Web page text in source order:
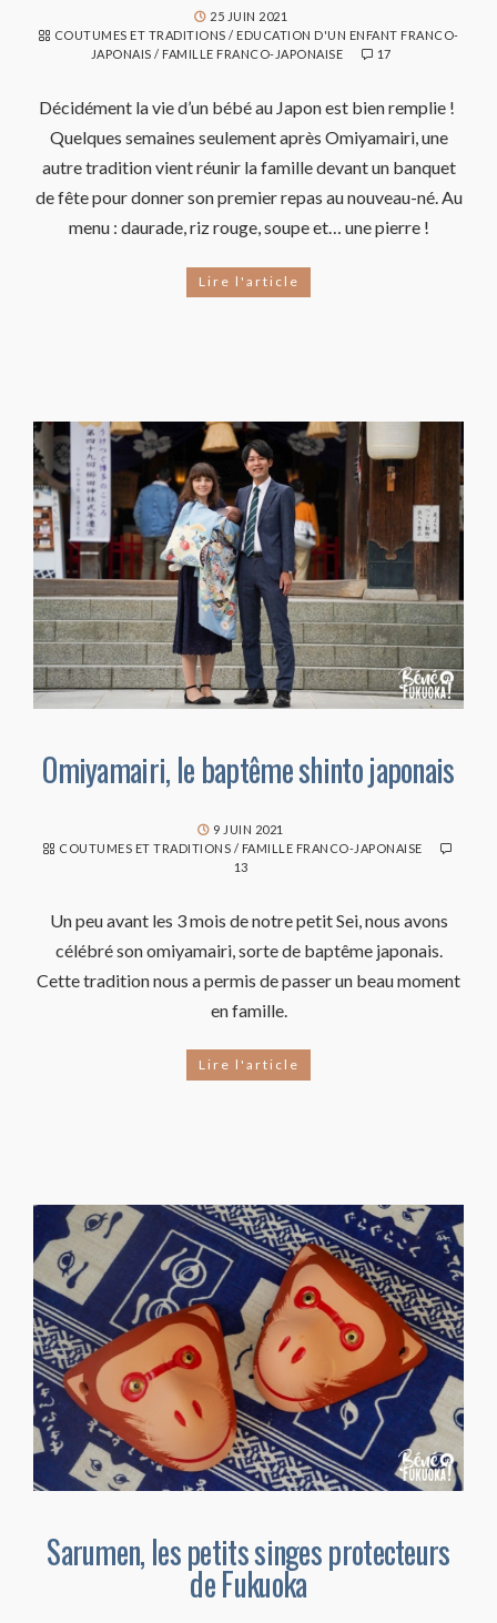
25 JUIN 2021
COUTUMES ET TRADITIONS / EDUCATION D'UN ENFANT FRANCO-
JAPONAIS / FAMILLE FRANCO-JAPONAISE 17
Décidément la vie d’un bébé au Japon est bien remplie !
Quelques semaines seulement après Omiyamairi, une
autre tradition vient réunir la famille devant un banquet
de fête pour donner son premier repas au nouveau-né. Au
menu : daurade, riz rouge, soupe et… une pierre !
Lire l'article
Omiyamairi, le baptême shinto japonais
9 JUIN 2021
COUTUMES ET TRADITIONS / FAMILLE FRANCO-JAPONAISE
13
Un peu avant les 3 mois de notre petit Sei, nous avons
célébré son omiyamairi, sorte de baptême japonais.
Cette tradition nous a permis de passer un beau moment
en famille.
Lire l'article
Sarumen, les petits singes protecteurs
de Fukuoka